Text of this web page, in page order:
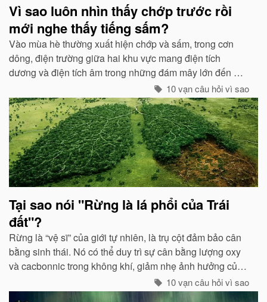
Vì sao luôn nhìn thấy chớp trước rồi
mới nghe thấy tiếng sấm?
Vào mùa hè thường xuất hiện chớp và sấm, trong cơn
dông, điện trường giữa hai khu vực mang điện tích
dương và điện tích âm trong những đám mây lớn đến một
mức độ nhất định, hai loại điện tích trong quá trình phát
triển sẽ phát ra tia lửa...
10 vạn câu hỏi vì sao
Tại sao nói "Rừng là lá phổi của Trái
đất"?
Rừng là “vệ sĩ” của giới tự nhiên, là trụ cột đảm bảo cân
bằng sinh thái. Nó có thể duy trì sự cân bằng lượng oxy
và cacbonnic trong không khí, giảm nhẹ ảnh hưởng của
các chất thải, khí độc gây nên ô nhiễm, làm trong sạch
môi trường...
10 vạn câu hỏi vì sao